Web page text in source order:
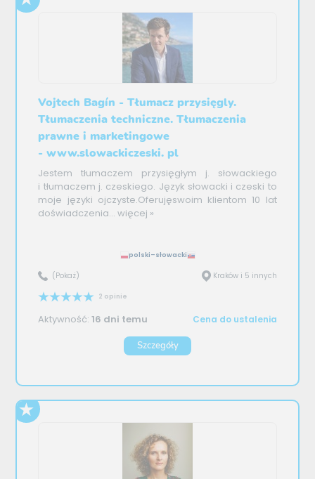
Vojtech Bagín - Tłumacz przysięgly.
Tłumaczenia techniczne. Tłumaczenia
prawne i marketingowe
- www.slowackiczeski. pl
Jestem tłumaczem przysięgłym j. słowackiego
i tłumaczem j. czeskiego. Język słowacki i czeski to
moje języki ojczyste.Oferujęswoim klientom 10 lat
doświadczenia... więcej »
polski–słowacki
(Pokaż) Kraków i 5 innych
2 opinie
Aktywność:16 dni temu Cena do ustalenia
Szczegóły